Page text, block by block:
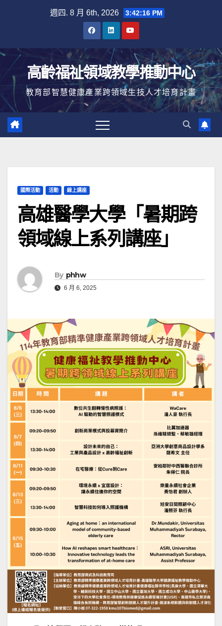
週四. 8 月 6th, 2026 3:42:17 PM
高齡福祉領域教學推動中心
教育部智慧健康產業跨領域生技人才培育計畫
國際活動 活動 線上講座
高雄醫學大學「暑期跨
領域線上系列講座」
By phhw
6 月 6, 2025